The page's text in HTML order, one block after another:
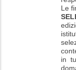
Le
in